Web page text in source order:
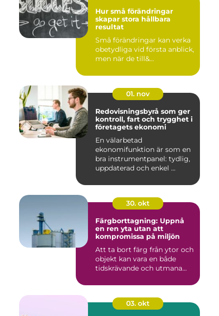
Hur små förändringar
skapar stora hållbara
resultat
Små förändringar kan verka
obetydliga vid första anblick,
men när de till&...
01. nov
Redovisningsbyrå som ger
kontroll, fart och trygghet i
företagets ekonomi
En välarbetad
ekonomifunktion är som en
bra instrumentpanel: tydlig,
uppdaterad och enkel ...
30. okt
Färgborttagning: Uppnå
en ren yta utan att
kompromissa på miljön
Att ta bort färg från ytor och
objekt kan vara en både
tidskrävande och utmana...
03. okt